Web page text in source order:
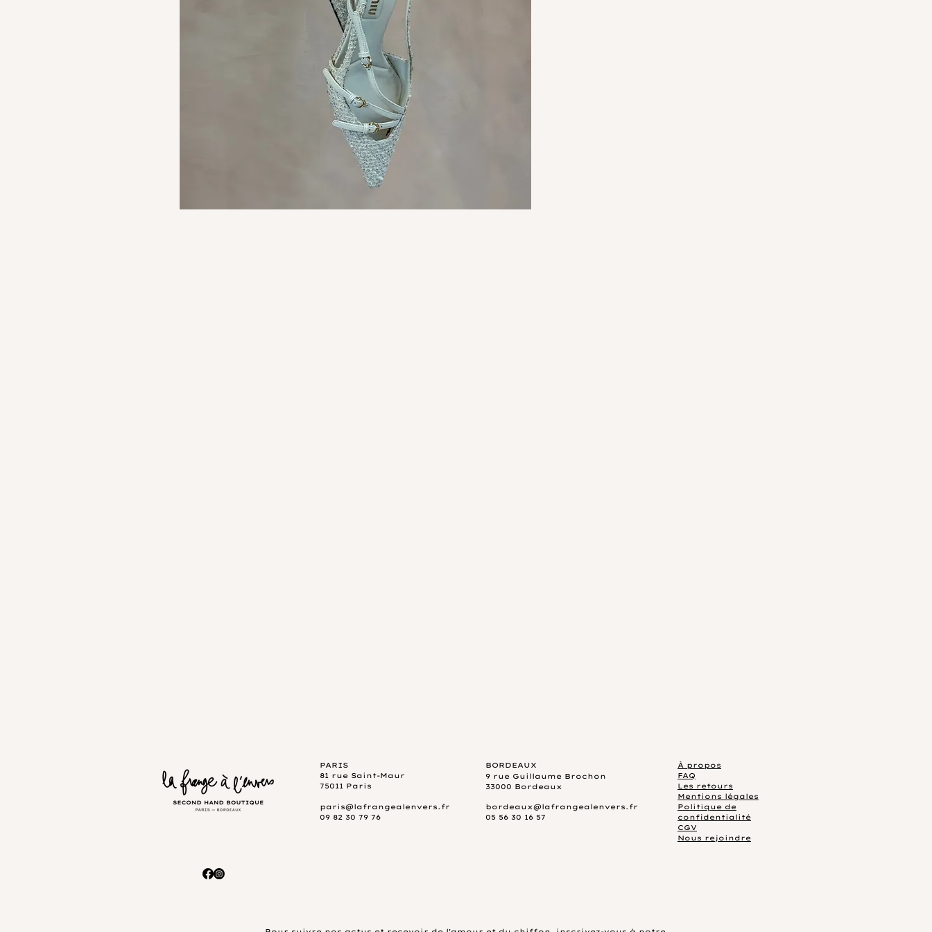
PARIS
81 rue Saint-Maur
75011 Paris
paris@lafrangealenvers.fr
09 82 30 79 76
BORDEAUX
9 rue Guillaume Brochon
33000 Bordeaux
bordeaux@lafrangealenvers.fr
05 56 30 16 57
À propos
FAQ
Les retours
Mentions légales
Politique de
confidentialité
CGV
Nous rejoindre